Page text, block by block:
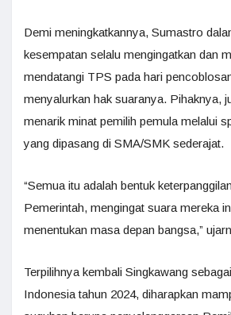
Demi meningkatkannya, Sumastro
kesempatan selalu mengingatkan dan
mendatangi TPS pada hari
menyalurkan hak suaranya. Pihaknya,
menarik minat pemilih pemula melalui
yang dipasang di SMA/SMK sederajat.
“Semua itu adalah bentuk
Pemerintah, mengingat suara mereka
menentukan masa depan bangsa,”
Terpilihnya kembali Singkawang
Indonesia tahun 2024, diharapkan